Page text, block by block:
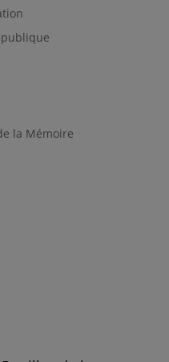
la Mémoire